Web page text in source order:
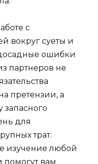
с
вокруг суеты и
ошибки
партнеров не
претензии, а
запасного
для
трат.
изучение любой
вам